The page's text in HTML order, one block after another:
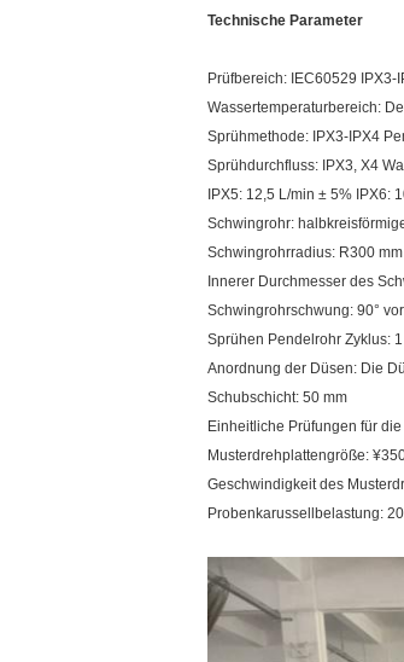
Technische Parameter
Prüfbereich: IEC60529 IPX3-
Wassertemperaturbereich:
Sprühmethode: IPX3-IPX4
Sprühdurchfluss: IPX3, X4
IPX5: 12,5 L/min ± 5% IPX6:
Schwingrohr:
Schwingrohrradius: R300 mm
Innerer Durchmesser des
Schwingrohrschwung: 90°
Sprühen Pendelrohr Zyklus:
Anordnung der Düsen: Die
Schubschicht: 50 mm
Einheitliche Prüfungen für
Musterdrehplattengröße:
Geschwindigkeit des
Probenkarussellbelastung: